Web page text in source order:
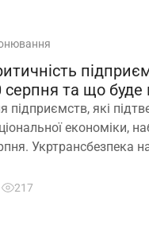
забезпечення
серпня та що буде
підприємств, які
економіки,
Укртрансбезпека
не встигнуть
217